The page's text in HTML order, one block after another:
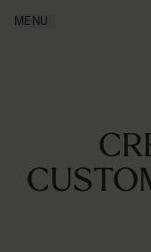
Inspiration
MENU